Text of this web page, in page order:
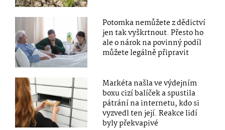
Potomka nemůžete z dědictví
jen tak vyškrtnout. Přesto ho
ale o nárok na povinný podíl
můžete legálně připravit
Markéta našla ve výdejním
boxu cizí balíček a spustila
pátrání na internetu, kdo si
vyzvedl ten její. Reakce lidí
byly překvapivé